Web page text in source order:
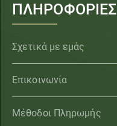
ΠΛΗΡΟΦΟΡΙΕΣ
Σχετικά με εμάς
Επικοινωνία
Μέθοδοι Πληρωμής